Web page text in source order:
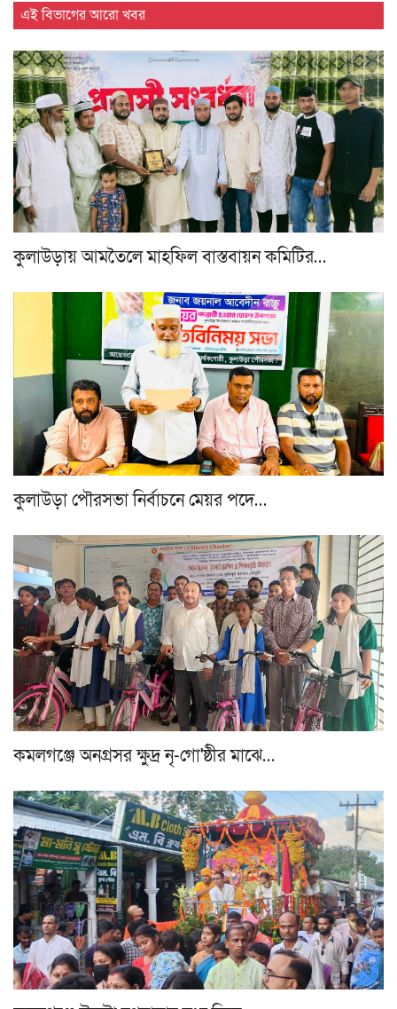
এই বিভাগের আরো খবর
কুলাউড়ায় আমতৈলে মাহফিল বাস্তবায়ন কমিটির…
কুলাউড়া পৌরসভা নির্বাচনে মেয়র পদে…
কমলগঞ্জে অনগ্রসর ক্ষুদ্র নৃ-গো'ষ্ঠীর মাঝে…